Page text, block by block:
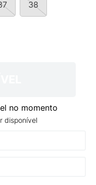
38
no momento
disponível